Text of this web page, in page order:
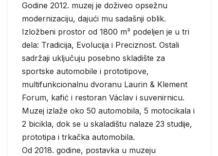
Godine 2012. muzej je doživeo opsežnu
modernizaciju, dajući mu sadašnji oblik.
Izložbeni prostor od 1800 m² podeljen je u tri
dela: Tradicija, Evolucija i Preciznost. Ostali
sadržaji uključuju posebno skladište za
sportske automobile i prototipove,
multifunkcionalnu dvoranu Laurin & Klement
Forum, kafić i restoran Václav i suvenirnicu.
Muzej izlaže oko 50 automobila, 5 motocikala i
2 bicikla, dok se u skaladištu nalaze 23 studije,
prototipa i trkačka automobila.
Od 2018. godine, postavka u muzeju